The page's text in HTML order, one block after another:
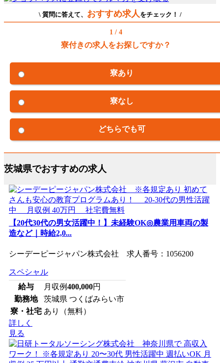
\ 質問に答えて、 おすすめ求人をチェック！ /
1 / 4
寮付きの求人をお探しですか？
寮あり
寮なし
どちらでも可
茨城県でおすすめの求人
【20代30代の男女活躍中！】未経験OK◎農業用車両の製
造など｜時給2,0...
シーデーピージャパン株式会社 求人番号：1056200
スペシャル
給与
月収例400,000円
勤務地
茨城県 つくばみらい市
寮・社宅 あり（無料）
詳しく
見る